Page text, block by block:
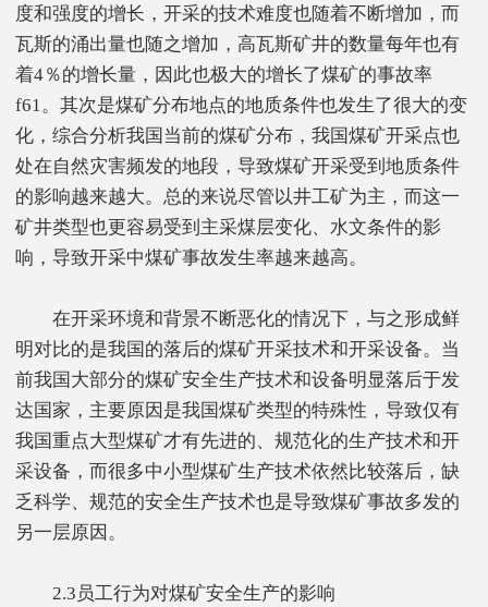
度和强度的增长，开采的技术难度也随着不断增加，而
瓦斯的涌出量也随之增加，高瓦斯矿井的数量每年也有
着4％的增长量，因此也极大的增长了煤矿的事故率
f61。其次是煤矿分布地点的地质条件也发生了很大的变
化，综合分析我国当前的煤矿分布，我国煤矿开采点也
处在自然灾害频发的地段，导致煤矿开采受到地质条件
的影响越来越大。总的来说尽管以井工矿为主，而这一
矿井类型也更容易受到主采煤层变化、水文条件的影
响，导致开采中煤矿事故发生率越来越高。
在开采环境和背景不断恶化的情况下，与之形成鲜
明对比的是我国的落后的煤矿开采技术和开采设备。当
前我国大部分的煤矿安全生产技术和设备明显落后于发
达国家，主要原因是我国煤矿类型的特殊性，导致仅有
我国重点大型煤矿才有先进的、规范化的生产技术和开
采设备，而很多中小型煤矿生产技术依然比较落后，缺
乏科学、规范的安全生产技术也是导致煤矿事故多发的
另一层原因。
2.3员工行为对煤矿安全生产的影响